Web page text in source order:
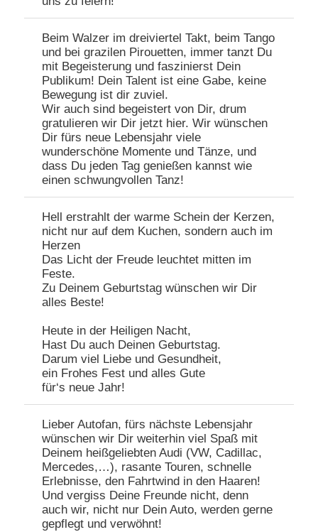
Beim Walzer im dreiviertel Takt, beim Tango
und bei grazilen Pirouetten, immer tanzt Du
mit Begeisterung und faszinierst Dein
Publikum! Dein Talent ist eine Gabe, keine
Bewegung ist dir zuviel.
Wir auch sind begeistert von Dir, drum
gratulieren wir Dir jetzt hier. Wir wünschen
Dir fürs neue Lebensjahr viele
wunderschöne Momente und Tänze, und
dass Du jeden Tag genießen kannst wie
einen schwungvollen Tanz!
Hell erstrahlt der warme Schein der Kerzen,
nicht nur auf dem Kuchen, sondern auch im
Herzen
Das Licht der Freude leuchtet mitten im
Feste.
Zu Deinem Geburtstag wünschen wir Dir
alles Beste!
Heute in der Heiligen Nacht,
Hast Du auch Deinen Geburtstag.
Darum viel Liebe und Gesundheit,
ein Frohes Fest und alles Gute
für‘s neue Jahr!
Lieber Autofan, fürs nächste Lebensjahr
wünschen wir Dir weiterhin viel Spaß mit
Deinem heißgeliebten Audi (VW, Cadillac,
Mercedes,…), rasante Touren, schnelle
Erlebnisse, den Fahrtwind in den Haaren!
Und vergiss Deine Freunde nicht, denn
auch wir, nicht nur Dein Auto, werden gerne
gepflegt und verwöhnt!